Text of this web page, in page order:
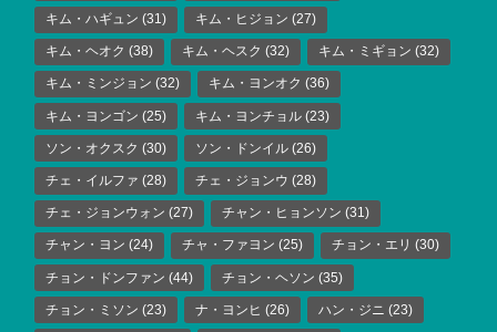
キム・ハギュン (31) キム・ヒジョン (27)
キム・ヘオク (38) キム・ヘスク (32) キム・ミギョン (32)
キム・ミンジョン (32) キム・ヨンオク (36)
キム・ヨンゴン (25) キム・ヨンチョル (23)
ソン・オクスク (30) ソン・ドンイル (26)
チェ・イルファ (28) チェ・ジョンウ (28)
チェ・ジョンウォン (27) チャン・ヒョンソン (31)
チャン・ヨン (24) チャ・ファヨン (25) チョン・エリ (30)
チョン・ドンファン (44) チョン・ヘソン (35)
チョン・ミソン (23) ナ・ヨンヒ (26) ハン・ジニ (23)